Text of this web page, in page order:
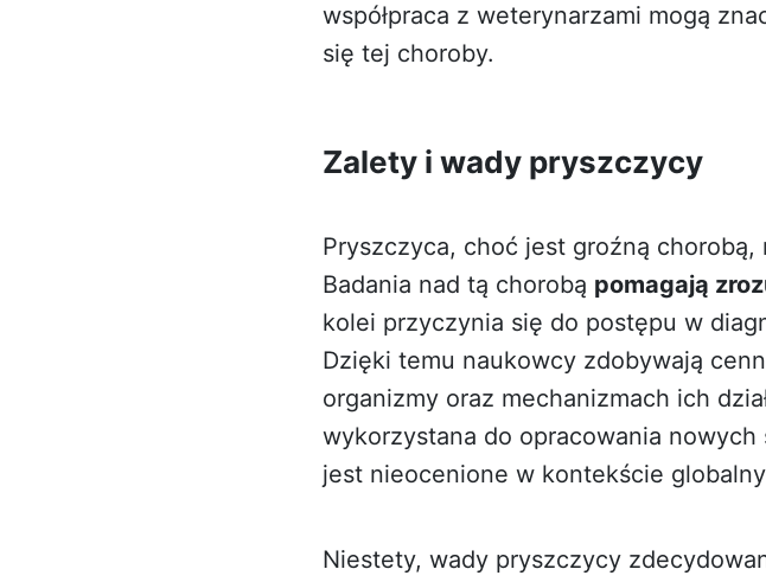
współpraca z weterynarzami mogą
się tej choroby.
Zalety i wady pryszczycy
Pryszczyca, choć jest groźną
Badania nad tą chorobą pomagają
kolei przyczynia się do postępu w
Dzięki temu naukowcy zdobywają
organizmy oraz mechanizmach ich
wykorzystana do opracowania
jest nieocenione w kontekście
Niestety, wady pryszczycy